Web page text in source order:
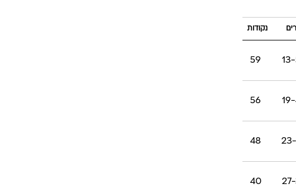
נקודות
59
56
48
40